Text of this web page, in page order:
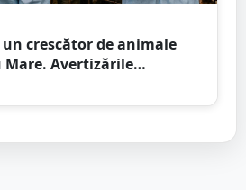
crescător de animale
Avertizările